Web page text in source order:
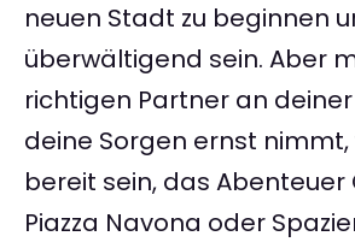
neuen Stadt zu beginnen
überwältigend sein. Aber
richtigen Partner an
deine Sorgen ernst nimmt,
bereit sein, das Abenteuer
Piazza Navona oder